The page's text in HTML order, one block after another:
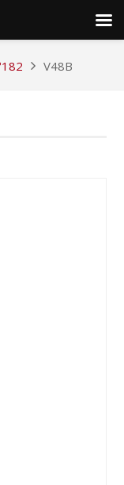
V48B